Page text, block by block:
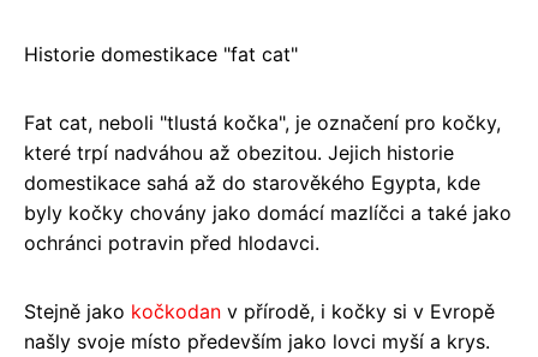
Historie domestikace "fat cat"
Fat cat, neboli "tlustá kočka", je označení pro kočky,
které trpí nadváhou až obezitou. Jejich historie
domestikace sahá až do starověkého Egypta, kde
byly kočky chovány jako domácí mazlíčci a také jako
ochránci potravin před hlodavci.
Stejně jako kočkodan v přírodě, i kočky si v Evropě
našly svoje místo především jako lovci myší a krys.